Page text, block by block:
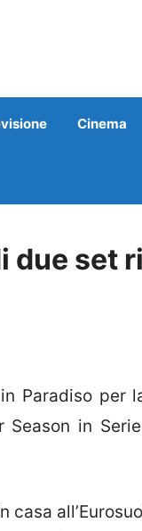
Cinema
due set
Paradiso per
in